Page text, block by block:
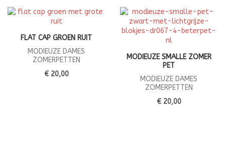
FLAT CAP GROEN RUIT
MODIEUZE DAMES
ZOMERPETTEN
€ 20,00
MODIEUZE SMALLE ZOMER
PET
MODIEUZE DAMES
ZOMERPETTEN
€ 20,00